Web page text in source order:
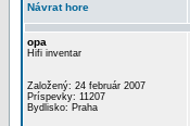
Návrat hore
opa
Hifi inventar
Založený: 24 február 2007
Príspevky: 11207
Bydlisko: Praha